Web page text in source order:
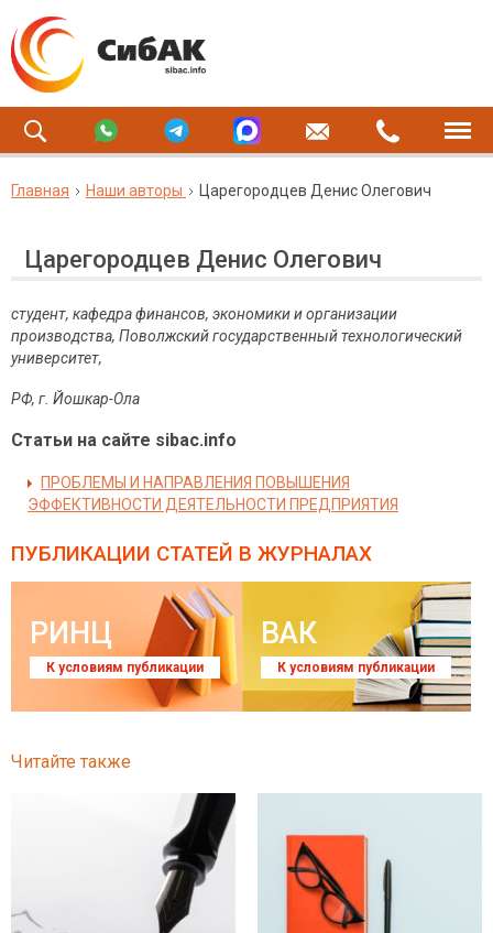
Главная Наши авторы Царегородцев Денис Олегович
Царегородцев Денис Олегович
студент, кафедра финансов, экономики и организации
производства, Поволжский государственный технологический
университет,
РФ, г. Йошкар-Ола
Статьи на сайте sibac.info
ПРОБЛЕМЫ И НАПРАВЛЕНИЯ ПОВЫШЕНИЯ
ЭФФЕКТИВНОСТИ ДЕЯТЕЛЬНОСТИ ПРЕДПРИЯТИЯ
ПУБЛИКАЦИИ СТАТЕЙ В ЖУРНАЛАХ
РИНЦ
К условиям публикации
ВАК
К условиям публикации
Читайте также